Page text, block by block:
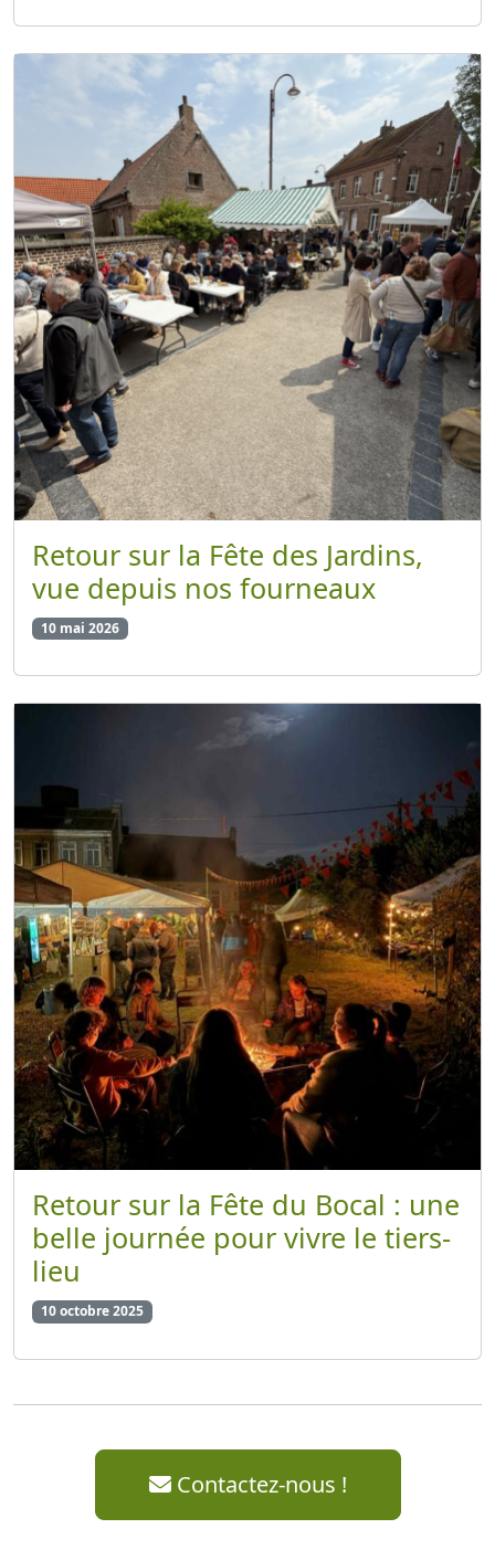
Retour sur la Fête des Jardins,
vue depuis nos fourneaux
10 mai 2026
Retour sur la Fête du Bocal : une
belle journée pour vivre le tiers-
lieu
10 octobre 2025
Contactez-nous !